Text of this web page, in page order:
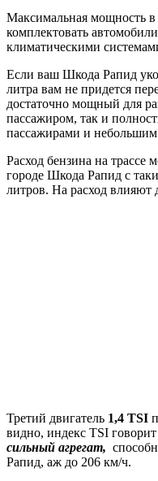
Максимальная мощность в
комплектовать
климатическими
Если ваш Шкода Рапид
литра вам не придется
достаточно мощный для
пассажиром, так и
пассажирами и небольшим
Расход бензина на трассе
городе Шкода Рапид с
литров. На расход влияют
Третий двигатель 1,4 TSI
видно, индекс TSI
сильный агрегат,
Рапид, аж до 206 км/ч.